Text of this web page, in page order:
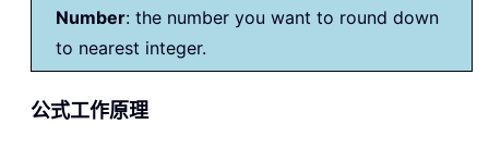
Number: the number you want to round down
to nearest integer.
公式工作原理